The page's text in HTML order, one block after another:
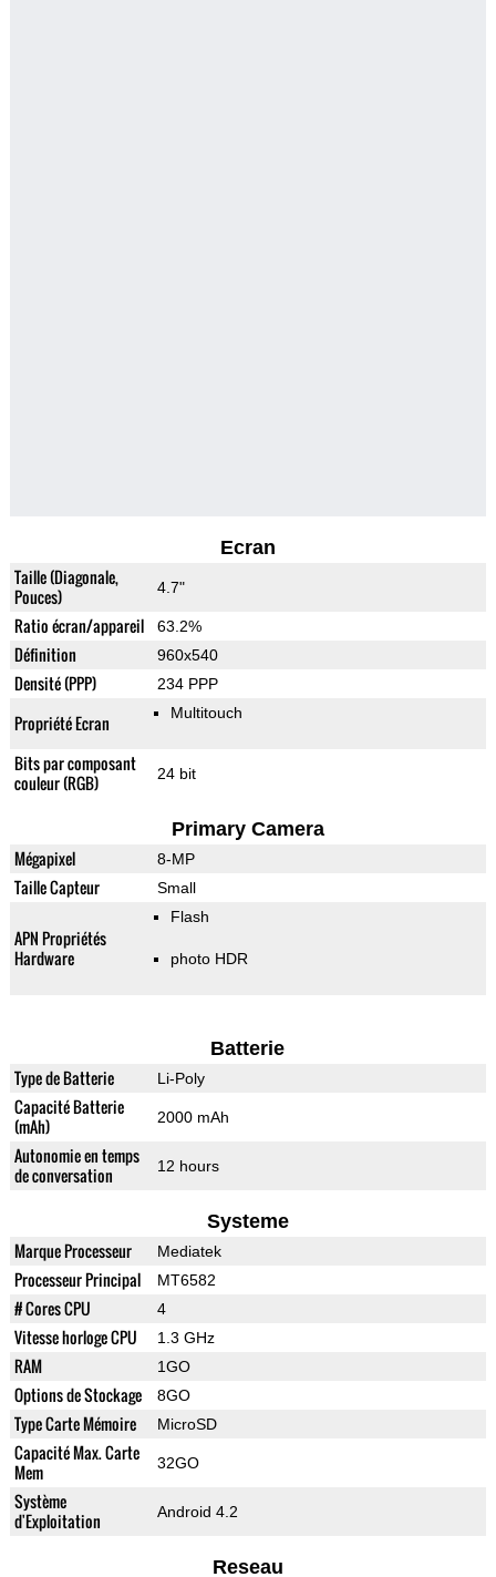
Ecran
Taille (Diagonale,
Pouces)
4.7"
Ratio écran/appareil 63.2%
Définition 960x540
Densité (PPP) 234 PPP
Propriété Ecran Multitouch
Bits par composant
couleur (RGB)
24 bit
Primary Camera
Mégapixel 8-MP
Taille Capteur Small
APN Propriétés
Hardware
Flash
photo HDR
Batterie
Type de Batterie Li-Poly
Capacité Batterie
(mAh)
2000 mAh
Autonomie en temps
de conversation
12 hours
Systeme
Marque Processeur Mediatek
Processeur Principal MT6582
# Cores CPU 4
Vitesse horloge CPU 1.3 GHz
RAM 1GO
Options de Stockage 8GO
Type Carte Mémoire MicroSD
Capacité Max. Carte
Mem
32GO
Système
d'Exploitation
Android 4.2
Reseau